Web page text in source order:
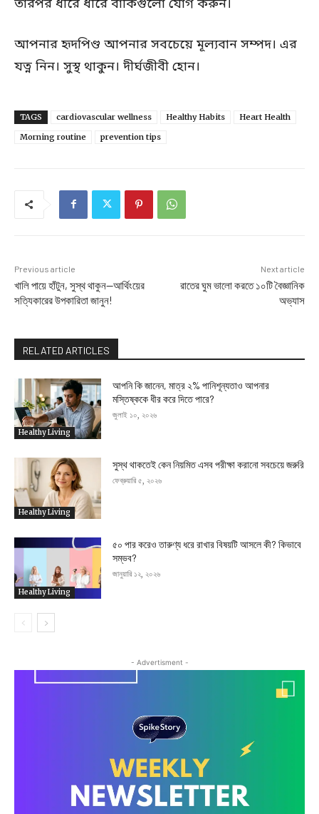
তারপর ধীরে ধীরে বাকিগুলো যোগ করুন।
আপনার হৃদপিণ্ড আপনার সবচেয়ে মূল্যবান সম্পদ। এর
যত্ন নিন। সুস্থ থাকুন। দীর্ঘজীবী হোন।
TAGS cardiovascular wellness Healthy Habits
Heart Health
Morning routine
prevention tips
Previous article
খালি পায়ে হাঁটুন, সুস্থ থাকুন—আর্থিংয়ের
সত্যিকারের উপকারিতা জানুন!
Next article
রাতের ঘুম ভালো করতে ১০টি বৈজ্ঞানিক
অভ্যাস
RELATED ARTICLES
Healthy Living
আপনি কি জানেন, মাত্র ২% পানিশূন্যতাও আপনার
মস্তিষ্ককে ধীর করে দিতে পারে?
জুলাই ১০, ২০২৬
Healthy Living
সুস্থ থাকতেই কেন নিয়মিত এসব পরীক্ষা করানো সবচেয়ে জরুরি
ফেব্রুয়ারি ৫, ২০২৬
Healthy Living
৫০ পার করেও তারুণ্য ধরে রাখার বিষয়টি আসলে কী? কিভাবে
সম্ভব?
জানুয়ারি ১২, ২০২৬
- Advertisment -